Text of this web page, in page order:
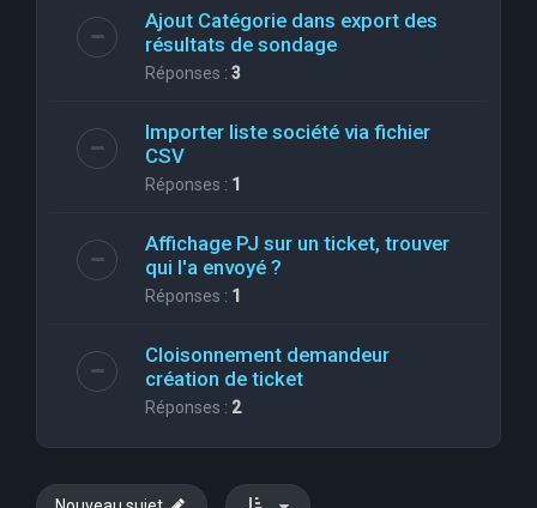
Ajout Catégorie dans export des
résultats de sondage
Réponses : 3
Importer liste société via fichier
CSV
Réponses : 1
Affichage PJ sur un ticket, trouver
qui l'a envoyé ?
Réponses : 1
Cloisonnement demandeur
création de ticket
Réponses : 2